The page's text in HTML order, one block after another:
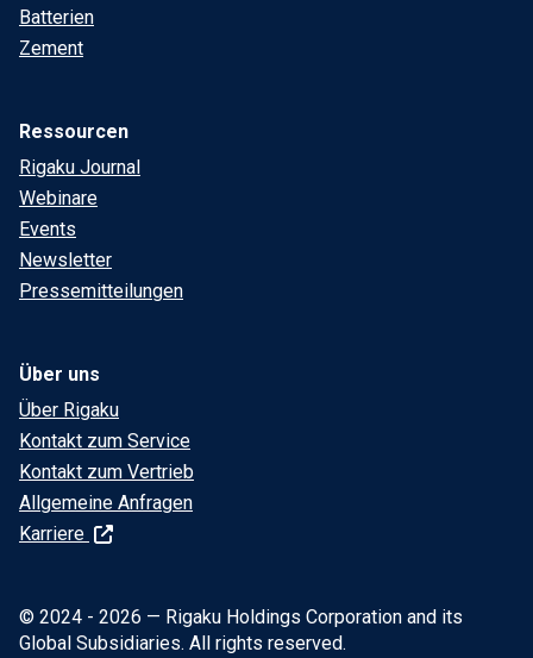
Batterien
Zement
Ressourcen
Rigaku Journal
Webinare
Events
Newsletter
Pressemitteilungen
Über uns
Über Rigaku
Kontakt zum Service
Kontakt zum Vertrieb
Allgemeine Anfragen
Karriere
© 2024 - 2026 — Rigaku Holdings Corporation and its
Global Subsidiaries. All rights reserved.